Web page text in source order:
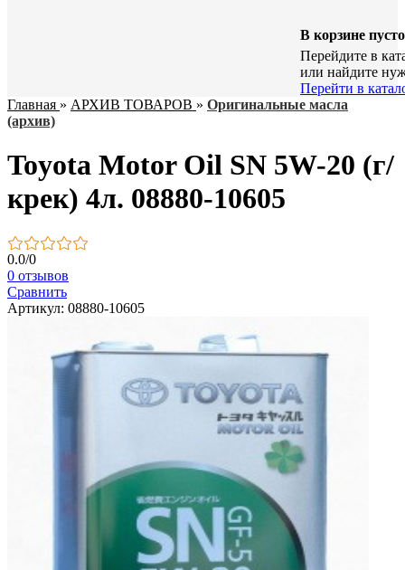
В корзине пусто
Перейдите в
или найдите
Перейти в
Главная » АРХИВ ТОВАРОВ » Оригинальные масла
(архив)
Toyota Motor Oil SN 5W-20 (г/
крек) 4л. 08880-10605
0.0/0
0 отзывов
Сравнить
Артикул: 08880-10605